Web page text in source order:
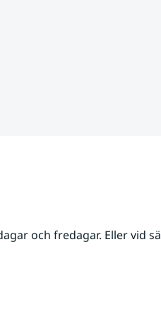
och fredagar. Eller vid